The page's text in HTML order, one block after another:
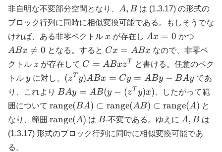
非自明な不変部分空間となり、
A,
B
A, B は (1.3.17) の形式の
ブロック行列に同時に相似変換可能である。もしそうでな
ければ、ある非零ベクトル x
x が存在し A
x
=
0
Ax = 0 かつ
x
\neq
0
ABx 
= 0 となる。すると C
x
A
B
x
Cx = ABx なので、非零ベ
クトル z
z が存在して C
=
A B
x
z^T
C = ABxzT
と書ける。任意のベク
トル y
yに対し、 (z^T
y) A
B x
= C
y =
A B
(zT y)ABx = Cy = ABy − BAyであ
り、これより
B A
y =
A B
(y -
(z^T
BAy = AB(y − (zT y)x) 、したがって範
囲について \mathrm{range}
(B A) \subset
\mathrm{range}
(A B) \subset
range(BA) ⊂ range(AB) ⊂ range(A) と
なり、範囲 \mathrm{range}
(A)
range(A) は B
B-不変である。ゆえに A,
B
A, B は
(1.3.17) 形式のブロック行列に同時に相似変換可能であ
る。